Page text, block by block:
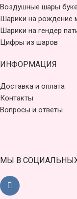
Воздушные шары
Шарики на рождение
Шарики на гендер
Цифры из шаров
ИНФОРМАЦИЯ
Доставка и оплата
Контакты
Вопросы и ответы
МЫ В